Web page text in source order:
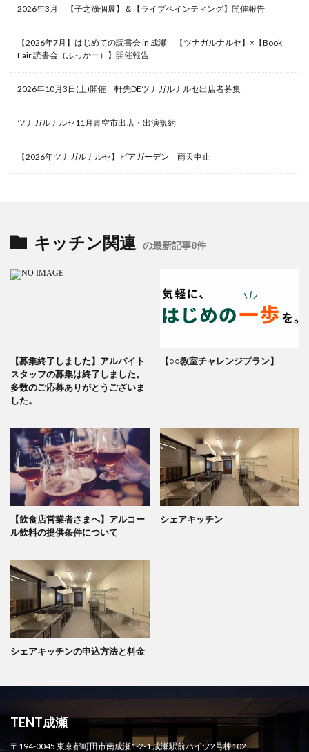
2026年3月 【子之籏個展】＆【ライブペインティング】開催報告
【2026年7月】はじめての読書会 in 成瀬 【ツナガルナルセ】×【Book
Fair 読書会（ふっかー）】開催報告
2026年10月3日(土)開催 軒先DEツナガルナルセ出店者募集
ツナガルナルセ11月青空市出店・出演規約
【2026年ツナガルナルセ】ビアガーデン 雨天中止
キッチン関連 の最新記事8件
【募集終了しました】アルバイト
スタッフの募集は終了しました。
多数のご応募ありがとうございま
した。
【○○教室チャレンジプラン】
【飲食店営業者さまへ】アルコー
ル飲料の提供条件について
シェアキッチン
シェアキッチンの申込方法と料金
TENT成瀬
〒194-0045 東京都町田市南成瀬1-2-1 成瀬駅前ハイツ2号棟102